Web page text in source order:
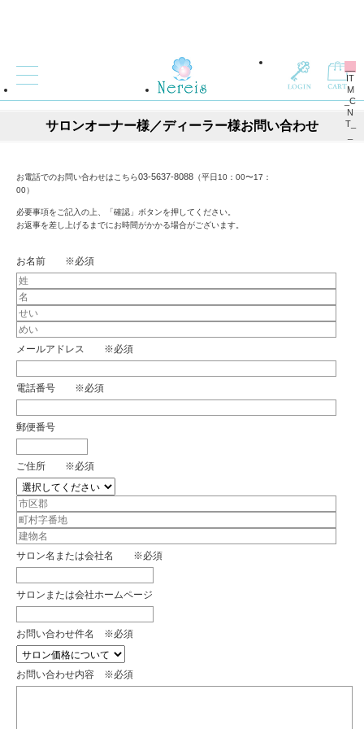
IT
M
_C
N
T_
サロンオーナー様／ディーラー様お問い合わせ
お電話でのお問い合わせはこちら03-5637-8088 （平日10：00〜17：
00）
必要事項をご記入の上、「確認」ボタンを押してください。
お返事を差し上げるまでにお時間がかかる場合がございます。
お名前 ※必須
メールアドレス ※必須
電話番号 ※必須
郵便番号
ご住所 ※必須
サロン名または会社名 ※必須
サロンまたは会社ホームページ
お問い合わせ件名 ※必須
お問い合わせ内容 ※必須